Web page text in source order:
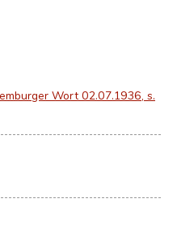
Wort 02.07.1936, s.